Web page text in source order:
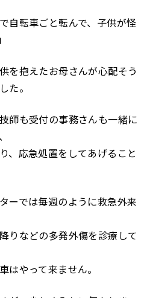
自転車ごと転んで、子供が怪
を抱えたお母さんが心配そう
た。
師も受付の事務さんも一緒に
、応急処置をしてあげること
ーでは毎週のように救急外来
りなどの多発外傷を診療して
はやって来ません。